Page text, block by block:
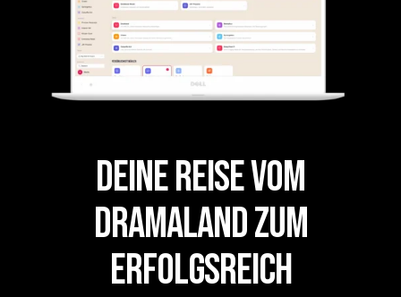
DEINE REISE VOM
DRAMALAND ZUM
ERFOLGSREICH